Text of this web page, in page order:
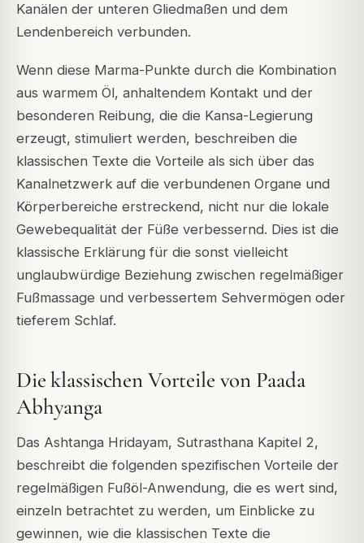
Kanälen der unteren Gliedmaßen und dem
Lendenbereich verbunden.
Wenn diese Marma-Punkte durch die Kombination
aus warmem Öl, anhaltendem Kontakt und der
besonderen Reibung, die die Kansa-Legierung
erzeugt, stimuliert werden, beschreiben die
klassischen Texte die Vorteile als sich über das
Kanalnetzwerk auf die verbundenen Organe und
Körperbereiche erstreckend, nicht nur die lokale
Gewebequalität der Füße verbessernd. Dies ist die
klassische Erklärung für die sonst vielleicht
unglaubwürdige Beziehung zwischen regelmäßiger
Fußmassage und verbessertem Sehvermögen oder
tieferem Schlaf.
Die klassischen Vorteile von Paada
Abhyanga
Das Ashtanga Hridayam, Sutrasthana Kapitel 2,
beschreibt die folgenden spezifischen Vorteile der
regelmäßigen Fußöl-Anwendung, die es wert sind,
einzeln betrachtet zu werden, um Einblicke zu
gewinnen, wie die klassischen Texte die